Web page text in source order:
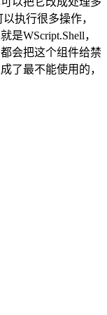
执行很多操作，
是WScript.Shell，
会把这个组件给禁
了最不能使用的，